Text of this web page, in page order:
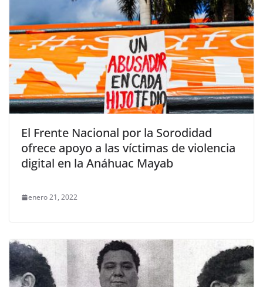
El Frente Nacional por la Sorodidad
ofrece apoyo a las víctimas de violencia
digital en la Anáhuac Mayab
enero 21, 2022